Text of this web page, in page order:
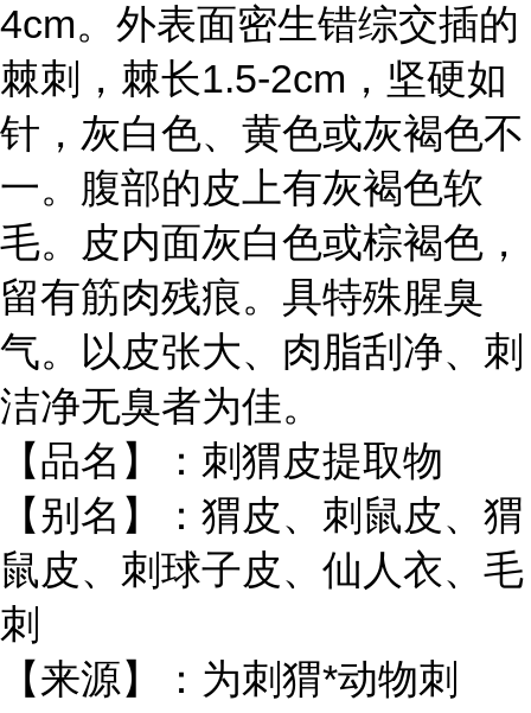
4cm。外表面密生错综交插的
棘刺，棘长1.5-2cm，坚硬如
针，灰白色、黄色或灰褐色不
一。腹部的皮上有灰褐色软
毛。皮内面灰白色或棕褐色，
留有筋肉残痕。具特殊腥臭
气。以皮张大、肉脂刮净、刺
洁净无臭者为佳。
【品名】：刺猬皮提取物
【别名】：猬皮、刺鼠皮、猬
鼠皮、刺球子皮、仙人衣、毛
刺
【来源】：为刺猬*动物刺